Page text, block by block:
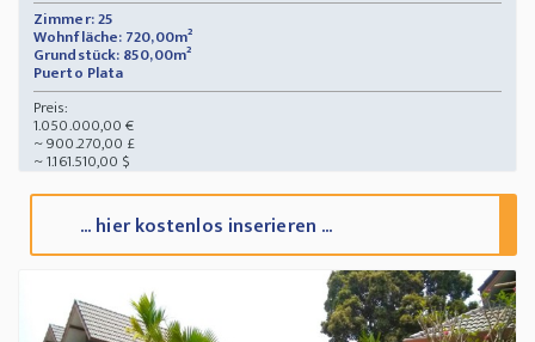
Zimmer: 25
Wohnfläche: 720,00m²
Grundstück: 850,00m²
Puerto Plata
Preis:
1.050.000,00 €
~ 900.270,00 £
~ 1.161.510,00 $
... hier kostenlos inserieren ...